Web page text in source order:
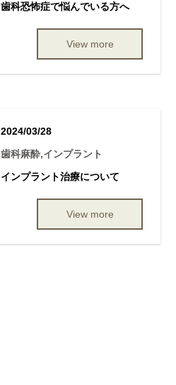
歯科恐怖症で悩んでいる方へ
View more
2024/03/28
歯科麻酔,インプラント
インプラント治療について
View more